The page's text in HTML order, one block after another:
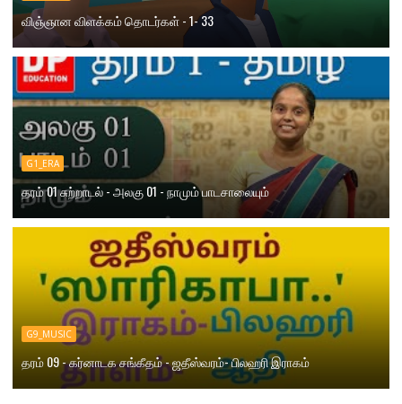
விஞ்ஞான விளக்கம் தொடர்கள் - 1- 33
G1_ERA
தரம் 01 சுற்றாடல் - அலகு 01 - நாமும் பாடசாலையும்
G9_MUSIC
தரம் 09 - கர்னாடக சங்கீதம் - ஜதீஸ்வரம்- பிலஹரி இராகம்